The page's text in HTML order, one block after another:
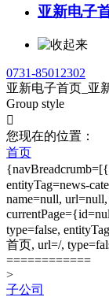
亚新电子
0731-85012302
亚新电子首页_亚
Group style

您现在的位置：
首页
entityTag=news-
name=null,
type=false,
首页, url=/,
============
>
子公司